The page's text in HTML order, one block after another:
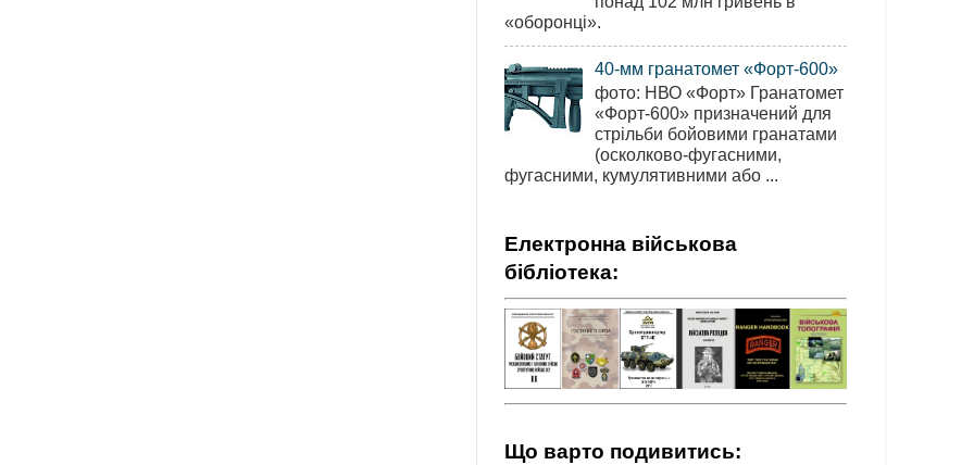
«оборонці».
40-мм гранатомет «Форт-600»
фото: НВО «Форт» Гранатомет
«Форт-600» призначений для
стрільби бойовими гранатами
(осколково-фугасними,
фугасними, кумулятивними або ...
Електронна військова
бібліотека:
Що варто подивитись: